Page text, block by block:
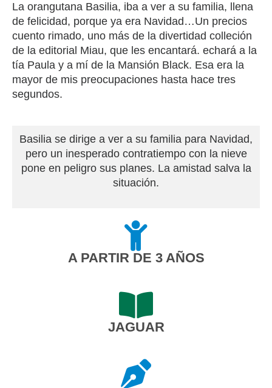
La orangutana Basilia, iba a ver a su familia, llena
de felicidad, porque ya era Navidad…Un precios
cuento rimado, uno más de la divertidad colleción
de la editorial Miau, que les encantará. echará a la
tía Paula y a mí de la Mansión Black. Esa era la
mayor de mis preocupaciones hasta hace tres
segundos.
Basilia se dirige a ver a su familia para Navidad,
pero un inesperado contratiempo con la nieve
pone en peligro sus planes. La amistad salva la
situación.
A PARTIR DE 3 AÑOS
JAGUAR